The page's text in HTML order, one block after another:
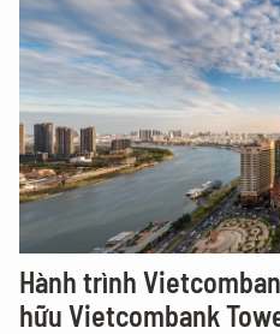
Hành trình
hữu Vietcombank